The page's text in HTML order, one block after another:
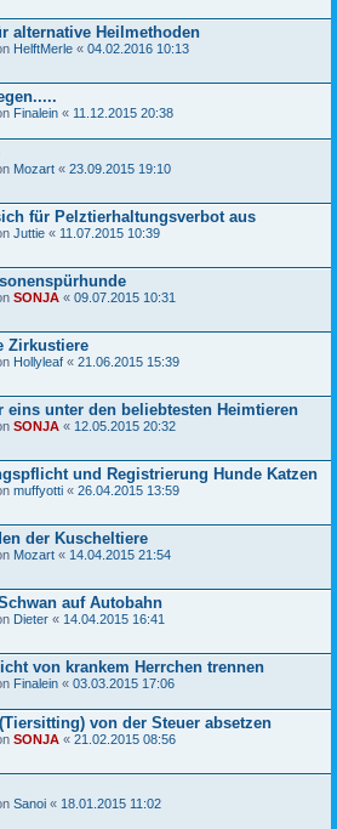
alternative Heilmethoden
HelftMerle « 04.02.2016 10:13
Finalein « 11.12.2015 20:38
Mozart « 23.09.2015 19:10
für Pelztierhaltungsverbot aus
Juttie « 11.07.2015 10:39
SONJA « 09.07.2015 10:31
Zirkustiere
Hollyleaf « 21.06.2015 15:39
eins unter den beliebtesten Heimtieren
SONJA « 12.05.2015 20:32
und Registrierung Hunde Katzen
muffyotti « 26.04.2015 13:59
der Kuscheltiere
Mozart « 14.04.2015 21:54
auf Autobahn
Dieter « 14.04.2015 16:41
von krankem Herrchen trennen
Finalein « 03.03.2015 17:06
von der Steuer absetzen
SONJA « 21.02.2015 08:56
Sanoi « 18.01.2015 11:02